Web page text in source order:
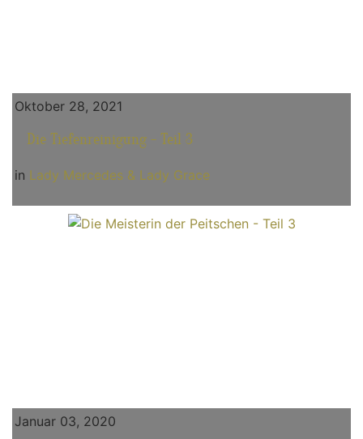
Oktober 28, 2021
Die Tiefenreinigung - Teil 3
in Lady Mercedes & Lady Grace
Januar 03, 2020